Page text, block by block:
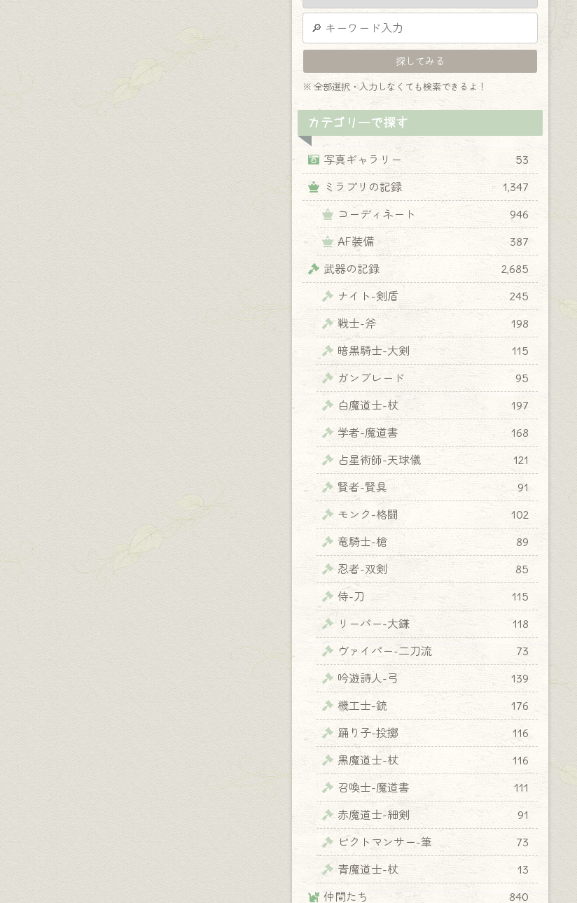
※ 全部選択・入力しなくても検索できるよ！
カテゴリーで探す
写真ギャラリー
53
ミラプリの記録
1,347
コーディネート
946
AF装備
387
武器の記録
2,685
ナイト-剣盾
245
戦士-斧
198
暗黒騎士-大剣
115
ガンブレード
95
白魔道士-杖
197
学者-魔道書
168
占星術師-天球儀
121
賢者-賢具
91
モンク-格闘
102
竜騎士-槍
89
忍者-双剣
85
侍-刀
115
リーパー-大鎌
118
ヴァイパー-二刀流
73
吟遊詩人-弓
139
機工士-銃
176
踊り子-投擲
116
黒魔道士-杖
116
召喚士-魔道書
111
赤魔道士-細剣
91
ピクトマンサー-筆
73
青魔道士-杖
13
仲間たち
840